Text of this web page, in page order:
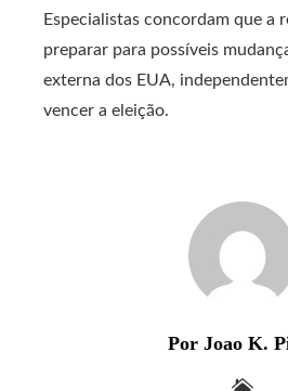
Especialistas concordam que a
preparar para possíveis
externa dos EUA,
vencer a eleição.
Por Joao K.